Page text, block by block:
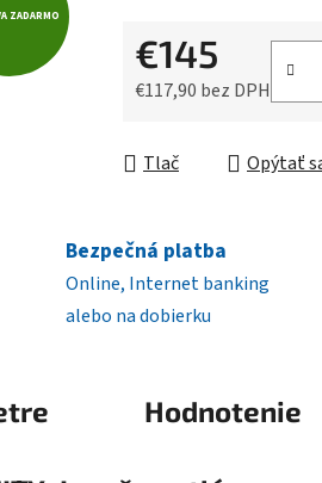
€145
€117,90 bez DPH
Tlač Opýtať
ZADARMO
Bezpečná platba
Online, Internet banking
alebo na dobierku
Hodnotenie